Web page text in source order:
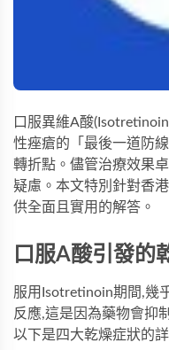
口服異維A酸
性痤瘡的「最後一道防
轉折點。儘管治療效果
疑慮。本文特別針對香
供全面且實用的解答。
口服A酸引發的
服用Isotretinoin期間,幾
反應,這是因為藥物會抑
以下是四大乾燥症狀的